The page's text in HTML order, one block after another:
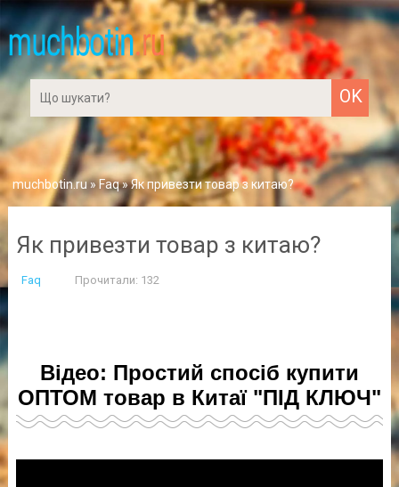
muchbotin.ru»Faq» Як привезти товар з китаю?
Як привезти товар з китаю?
Faq Прочитали: 132
Відео: Простий спосіб купити
ОПТОМ товар в Китаї "ПІД КЛЮЧ"